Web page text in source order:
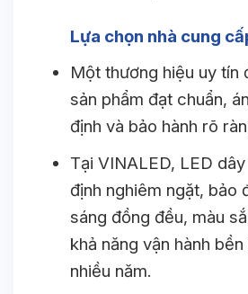
Lựa chọn nhà cung
Một thương hiệu uy tín
sản phẩm đạt chuẩn,
định và bảo hành rõ
Tại VINALED, LED
định nghiêm ngặt, bảo
sáng đồng đều, màu
khả năng vận hành
nhiều năm.